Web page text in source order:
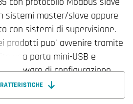
sistemi master/slave oppure
con sistemi di supervisione.
prodotti puo’ avvenire tramite
una porta mini-USB e
software di configurazione